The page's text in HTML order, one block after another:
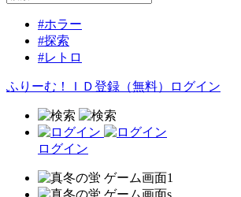
#ホラー
#探索
#レトロ
ふりーむ！ＩＤ登録（無料） ログイン
ログイン